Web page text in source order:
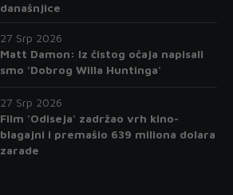
današnjice
27 Srp 2026
Matt Damon: Iz čistog očaja napisali
smo 'Dobrog Willa Huntinga'
27 Srp 2026
Film 'Odiseja' zadržao vrh kino-
blagajni i premašio 639 miliona dolara
zarade